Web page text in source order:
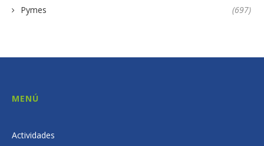
Pymes (697)
MENÚ
Actividades